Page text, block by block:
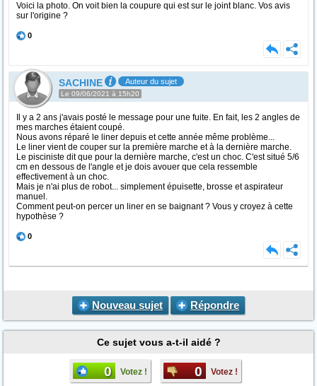
Voici la photo. On voit bien la coupure qui est sur le joint blanc. Vos avis
sur l'origine ?
0
SACHINE Auteur du sujet
Le 09/06/2021 à 15h20
Il y a 2 ans j'avais posté le message pour une fuite. En fait, les 2 angles de
mes marches étaient coupé.
Nous avons réparé le liner depuis et cette année même problème...
Le liner vient de couper sur la première marche et à la dernière marche.
Le pisciniste dit que pour la dernière marche, c'est un choc. C'est situé 5/6
cm en dessous de l'angle et je dois avouer que cela ressemble
effectivement à un choc.
Mais je n'ai plus de robot... simplement épuisette, brosse et aspirateur
manuel.
Comment peut-on percer un liner en se baignant ? Vous y croyez à cette
hypothèse ?
0
Nouveau sujet Répondre
Ce sujet vous a-t-il aidé ?
0 Votez ! 0 Votez !